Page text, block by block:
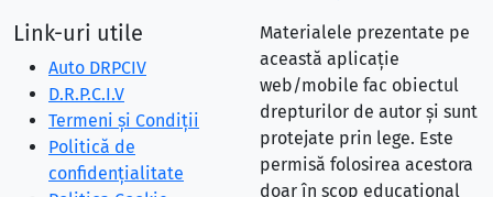
Link-uri utile
Auto DRPCIV
D.R.P.C.I.V
Termeni și Condiții
Politică de
confidențialitate
Materialele prezentate pe
această aplicație
web/mobile fac obiectul
drepturilor de autor și sunt
protejate prin lege. Este
permisă folosirea acestora
doar în scop educațional